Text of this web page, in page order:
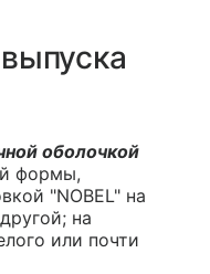
оболочкой
формы,
"NOBEL" на
на
или почти